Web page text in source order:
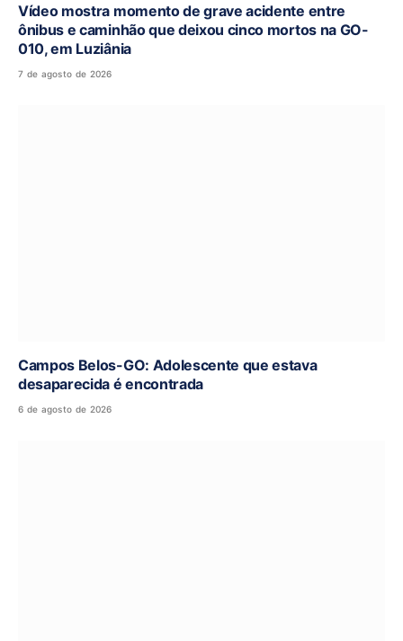
Vídeo mostra momento de grave acidente entre
ônibus e caminhão que deixou cinco mortos na GO-
010, em Luziânia
7 de agosto de 2026
Campos Belos-GO: Adolescente que estava
desaparecida é encontrada
6 de agosto de 2026